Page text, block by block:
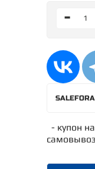
-
- купон